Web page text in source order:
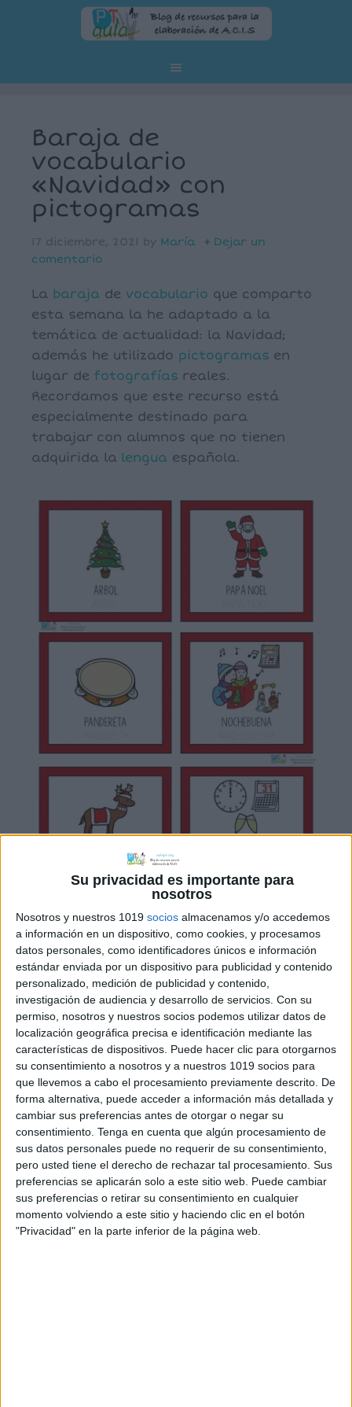
Su privacidad es importante para
nosotros
Nosotros y nuestros 1019 socios almacenamos y/o accedemos
a información en un dispositivo, como cookies, y procesamos
datos personales, como identificadores únicos e información
estándar enviada por un dispositivo para publicidad y contenido
personalizado, medición de publicidad y contenido,
investigación de audiencia y desarrollo de servicios. Con su
permiso, nosotros y nuestros socios podemos utilizar datos de
localización geográfica precisa e identificación mediante las
características de dispositivos. Puede hacer clic para otorgarnos
su consentimiento a nosotros y a nuestros 1019 socios para
que llevemos a cabo el procesamiento previamente descrito. De
forma alternativa, puede acceder a información más detallada y
cambiar sus preferencias antes de otorgar o negar su
consentimiento. Tenga en cuenta que algún procesamiento de
sus datos personales puede no requerir de su consentimiento,
pero usted tiene el derecho de rechazar tal procesamiento. Sus
preferencias se aplicarán solo a este sitio web. Puede cambiar
sus preferencias o retirar su consentimiento en cualquier
momento volviendo a este sitio y haciendo clic en el botón
"Privacidad" en la parte inferior de la página web.
Baraja de
vocabulario
«Navidad» con
pictogramas
17 diciembre, 2021 by María
Dejar un
comentario
La baraja de vocabulario que comparto
esta semana la he adaptado a la
temática de actualidad: la Navidad;
además he utilizado pictogramas en
lugar de fotografías reales.
Recordamos que este recurso está
especialmente destinado para
trabajar con alumnos que no tienen
adquirida la lengua española.